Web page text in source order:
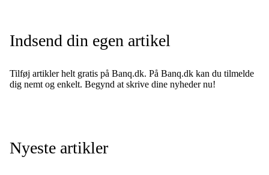
Indsend din egen artikel
Tilføj artikler helt gratis på Banq.dk. På Banq.dk kan du tilmelde
dig nemt og enkelt. Begynd at skrive dine nyheder nu!
Nyeste artikler